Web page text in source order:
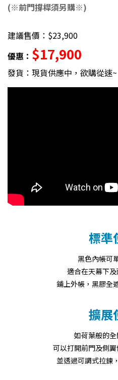
(※前門撐桿須另購※)
建議售價：$23,900
優惠： $17,900
發貨：現貨供應中，欲購從速~
標準
黑色內帳可
適合在天幕下及
鋪上外帳，黑膠全
擴展
如荷葉般的全
可以打開前門及側翼
並透過可調式拉鍊